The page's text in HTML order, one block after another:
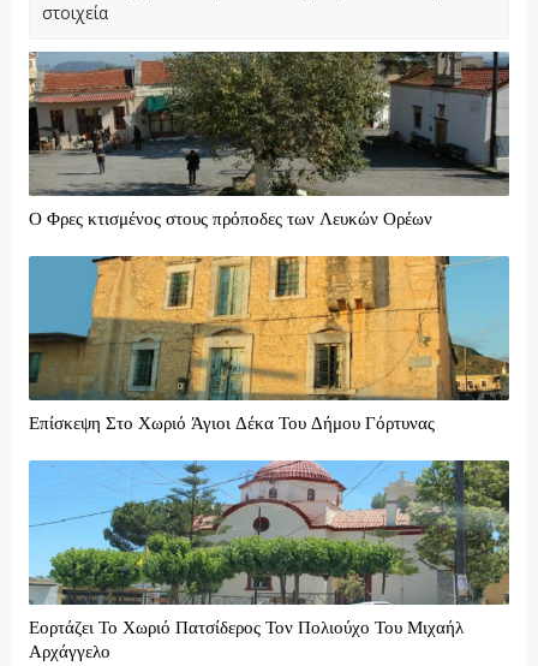
στοιχεία
Ο Φρες κτισμένος στους πρόποδες των Λευκών Ορέων
Επίσκεψη Στο Χωριό Άγιοι Δέκα Του Δήμου Γόρτυνας
Εορτάζει Το Χωριό Πατσίδερος Τον Πολιούχο Του Μιχαήλ
Αρχάγγελο